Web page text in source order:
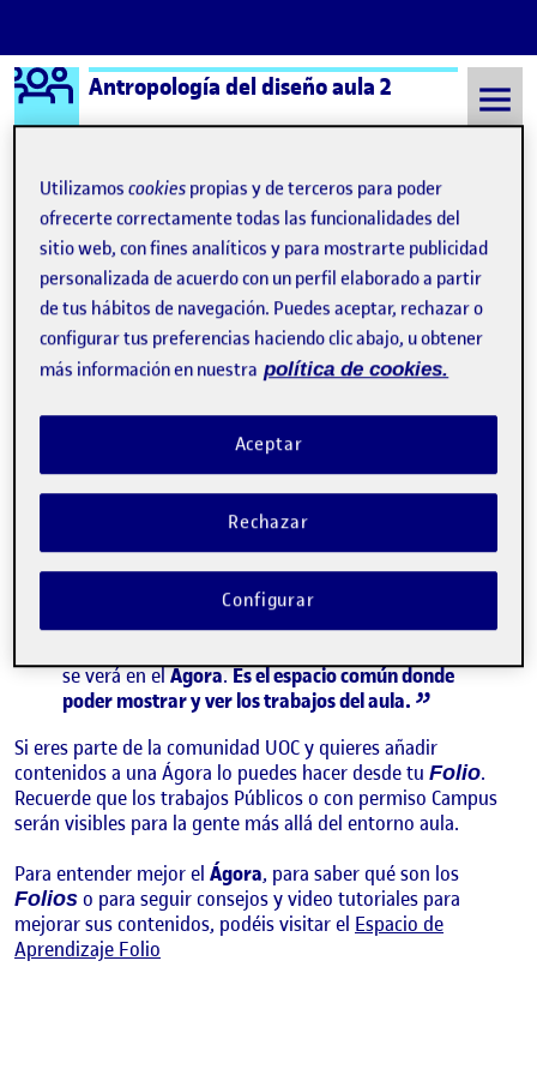
Saltar al contenido
Logo Ágora
Antropología del diseño aula 2
Semestre 20222 - Aula 2 ¿Qué es una Ágora?
¿Qué es una Ágora?
Visibilidad:
Pública -Fecha de publicación
17 Sep 20198 septiembre, 2021 11:19 pm
Hola! : D Esta página de presentación se ha generado
automáticamente.
Una Ágora pertenece a un aula de la UOC y
recoge los contenidos que los y las estudiantes
publican en sus espacios personales, llamados
. Si los y las compañeras publican algo, lo
asocian a una actividad del aula y le dan permiso
se verá en elÁgora.Es el espacio común donde
poder mostrar y ver los trabajos del aula.
Si eres parte de la comunidad UOC y quieres añadir
contenidos a una Ágora lo puedes hacer desde tu Folio.
Recuerde que los trabajos Públicos o con permiso Campus
serán visibles para la gente más allá del entorno aula.
Para entender mejor el Ágora, para saber qué son los
Folios o para seguir consejos y video tutoriales para
mejorar sus contenidos, podéis visitar el Espacio de
Aprendizaje Folio
Utilizamoscookies propias y de terceros para poder
ofrecerte correctamente todas las funcionalidades del
sitio web, con fines analíticos y para mostrarte publicidad
personalizada de acuerdo con un perfil elaborado a partir
de tus hábitos de navegación. Puedes aceptar, rechazar o
configurar tus preferencias haciendo clic abajo, u obtener
más información en nuestra política de cookies.
Rechazar
Aceptar
Configurar